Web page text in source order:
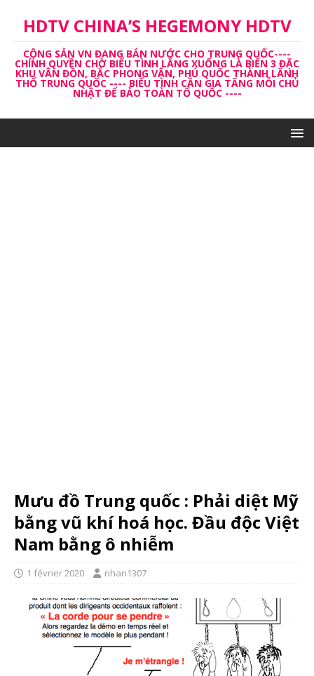
HDTV CHINA’S HEGEMONY HDTV
CỘNG SẢN VN ĐANG BÁN NƯỚC CHO TRUNG QUỐC----
CHÍNH QUYỀN CHỜ BIỂU TÌNH LẮNG XUỐNG LÀ BIẾN 3 ĐẶC
KHU VÂN ĐỒN, BẮC PHONG VÂN, PHÚ QUỐC THÀNH LĂNH
THỔ TRUNG QUỐC ---- BIỂU TÌNH CẦN GIA TĂNG MỖI CHỦ
NHẬT ĐỂ BẢO TOÀN TỔ QUỐC ----
Mưu đồ Trung quốc : Phải diệt Mỹ
bằng vũ khí hoá học. Đầu độc Việt
Nam bằng ô nhiễm
1 février 2020 nhan1307